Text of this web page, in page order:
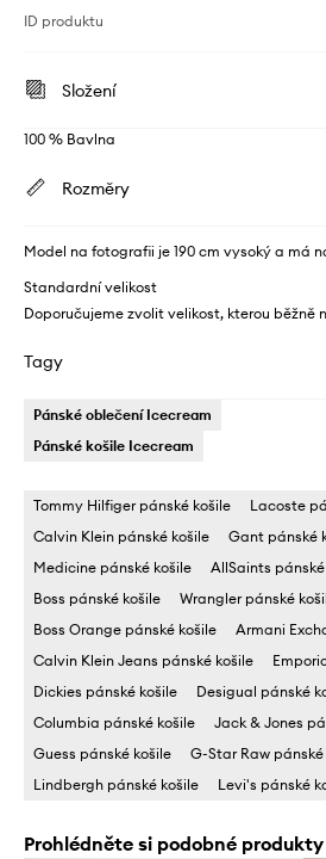
ID produktu
Složení
100 % Bavlna
Rozměry
Model na fotografii je 190 cm vysoký a má
Standardní velikost
Doporučujeme zvolit velikost, kterou běžně
Tagy
Pánské oblečení Icecream
Pánské košile Icecream
Tommy Hilfiger pánské košile
Lacoste
Calvin Klein pánské košile
Gant pánské
Medicine pánské košile
AllSaints
Boss pánské košile
Wrangler pánské
Boss Orange pánské košile
Armani
Calvin Klein Jeans pánské košile
Dickies pánské košile
Desigual pánské
Columbia pánské košile
Jack & Jones
Guess pánské košile
G-Star Raw pánské
Lindbergh pánské košile
Levi's pánské
Prohlédněte si podobné produkty